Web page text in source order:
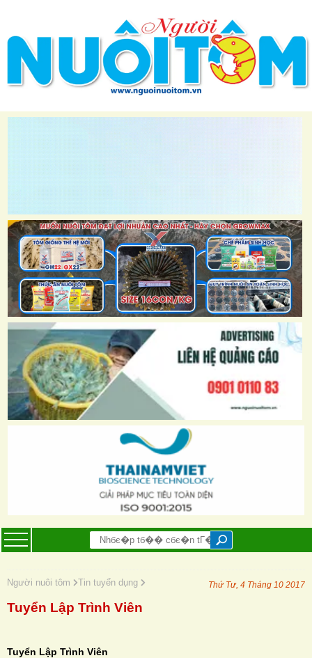
Người nuôi tôm Tin tuyển dụng Thứ Tư, 4 Tháng 10 2017
Tuyển Lập Trình Viên
Tuyển Lập Trình Viên